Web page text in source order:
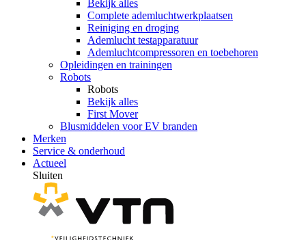
Bekijk alles
Complete ademluchtwerkplaatsen
Reiniging en droging
Ademlucht testapparatuur
Ademluchtcompressoren en toebehoren
Opleidingen en trainingen
Robots
Robots
Bekijk alles
First Mover
Blusmiddelen voor EV branden
Merken
Service & onderhoud
Actueel
Sluiten